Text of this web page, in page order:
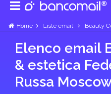
Home Liste email Beauty
Elenco email
& estetica
Russa